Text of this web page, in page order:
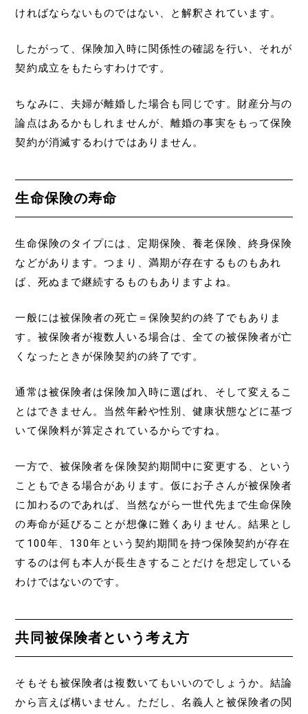
ければならないものではない、と解釈されています。
したがって、保険加入時に関係性の確認を行い、それが
契約成立をもたらすわけです。
ちなみに、夫婦が離婚した場合も同じです。財産分与の
論点はあるかもしれませんが、離婚の事実をもって保険
契約が消滅するわけではありません。
生命保険の寿命
生命保険のタイプには、定期保険、養老保険、終身保険
などがあります。つまり、満期が存在するものもあれ
ば、死ぬまで継続するものもありますよね。
一般には被保険者の死亡＝保険契約の終了でもありま
す。被保険者が複数人いる場合は、全ての被保険者が亡
くなったときが保険契約の終了です。
通常は被保険者は保険加入時に選ばれ、そして変えるこ
とはできません。当然年齢や性別、健康状態などに基づ
いて保険料が算定されているからですね。
一方で、被保険者を保険契約期間中に変更する、という
こともできる場合があります。仮にお子さんが被保険者
に加わるのであれば、当然ながら一世代先まで生命保険
の寿命が延びることが想像に難くありません。結果とし
て100年、130年という契約期間を持つ保険契約が存在
するのは何も本人が長生きすることだけを想定している
わけではないのです。
共同被保険者という考え方
そもそも被保険者は複数いてもいいのでしょうか。結論
から言えば構いません。ただし、名義人と被保険者の関